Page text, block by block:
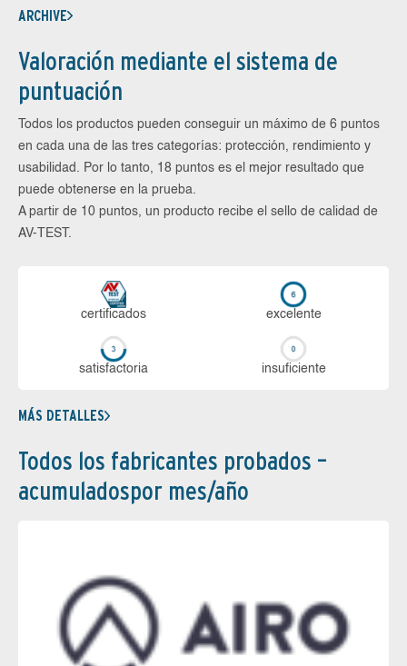
ARCHIVE
Valoración mediante el sistema de
puntuación
Todos los productos pueden conseguir un máximo de 6 puntos
en cada una de las tres categorías: protección, rendimiento y
usabilidad. Por lo tanto, 18 puntos es el mejor resultado que
puede obtenerse en la prueba.
A partir de 10 puntos, un producto recibe el sello de calidad de
AV-TEST.
certi­ficados ex­ce­len­te
sa­tis­fac­to­ria in­su­fi­cien­te
MÁS DETALLES
Todos los fabricantes probados –
acumuladospor mes/año